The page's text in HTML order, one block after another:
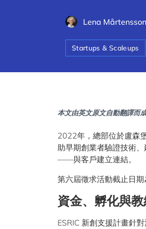
Lena Mårtensson
Startups & Scaleups
本文由英文原文自動翻譯而
2022年，總部位於盧森
助早期創業者驗證技術
——與客戶建立連結。
第六屆徵求活動截止日
資金、孵化與
ESRIC 新創支援計畫針